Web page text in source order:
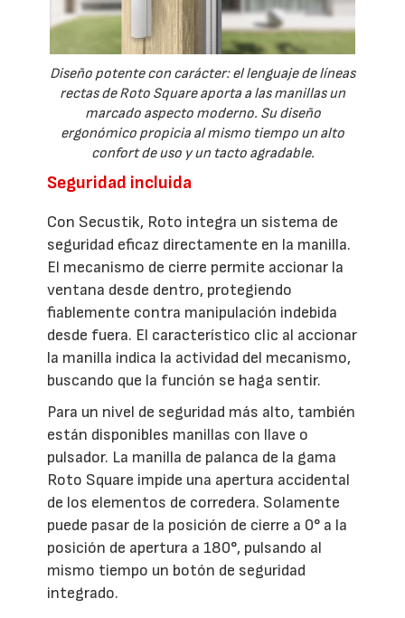
Diseño potente con carácter: el lenguaje de líneas
rectas de Roto Square aporta a las manillas un
marcado aspecto moderno. Su diseño
ergonómico propicia al mismo tiempo un alto
confort de uso y un tacto agradable.
Seguridad incluida
Con Secustik, Roto integra un sistema de
seguridad eficaz directamente en la manilla.
El mecanismo de cierre permite accionar la
ventana desde dentro, protegiendo
fiablemente contra manipulación indebida
desde fuera. El característico clic al accionar
la manilla indica la actividad del mecanismo,
buscando que la función se haga sentir.
Para un nivel de seguridad más alto, también
están disponibles manillas con llave o
pulsador. La manilla de palanca de la gama
Roto Square impide una apertura accidental
de los elementos de corredera. Solamente
puede pasar de la posición de cierre a 0° a la
posición de apertura a 180°, pulsando al
mismo tiempo un botón de seguridad
integrado.